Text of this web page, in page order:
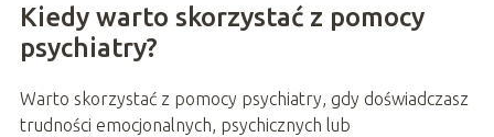
Kiedy warto skorzystać z pomocy
psychiatry?
Warto skorzystać z pomocy psychiatry, gdy doświadczasz
trudności emocjonalnych, psychicznych lub